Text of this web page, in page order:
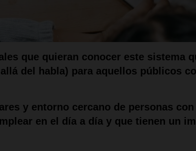
que quieran conocer este sistema
del habla) para aquellos públicos
y entorno cercano de personas
en el día a día y que tienen un